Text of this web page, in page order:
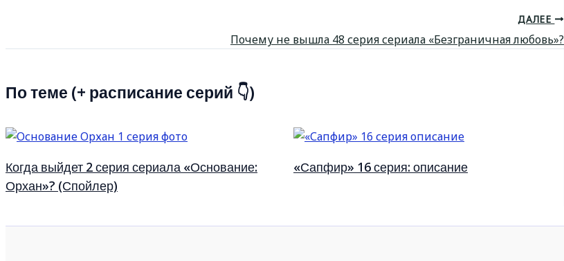
ДАЛЕЕ
Почему не вышла 48 серия сериала «Безграничная любовь»?
По теме (+ расписание серий 👇)
Когда выйдет 2 серия сериала «Основание:
Орхан»? (Спойлер)
«Сапфир» 16 серия: описание